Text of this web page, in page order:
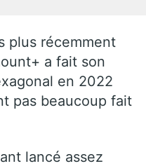
plus récemment
a fait son
en 2022
pas beaucoup fait
lancé assez